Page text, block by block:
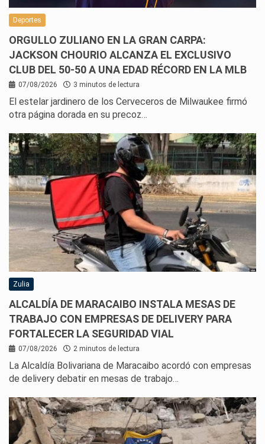
Deportes
ORGULLO ZULIANO EN LA GRAN CARPA:
JACKSON CHOURIO ALCANZA EL EXCLUSIVO
CLUB DEL 50-50 A UNA EDAD RÉCORD EN LA MLB
07/08/2026 3 minutos de lectura
El estelar jardinero de los Cerveceros de Milwaukee firmó
otra página dorada en su precoz…
Zulia
ALCALDÍA DE MARACAIBO INSTALA MESAS DE
TRABAJO CON EMPRESAS DE DELIVERY PARA
FORTALECER LA SEGURIDAD VIAL
07/08/2026 2 minutos de lectura
La Alcaldía Bolivariana de Maracaibo acordó con empresas
de delivery debatir en mesas de trabajo…